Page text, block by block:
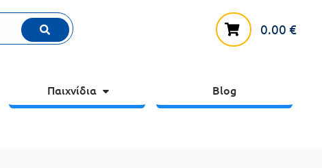
0.00 €
Παιχνίδια Blog